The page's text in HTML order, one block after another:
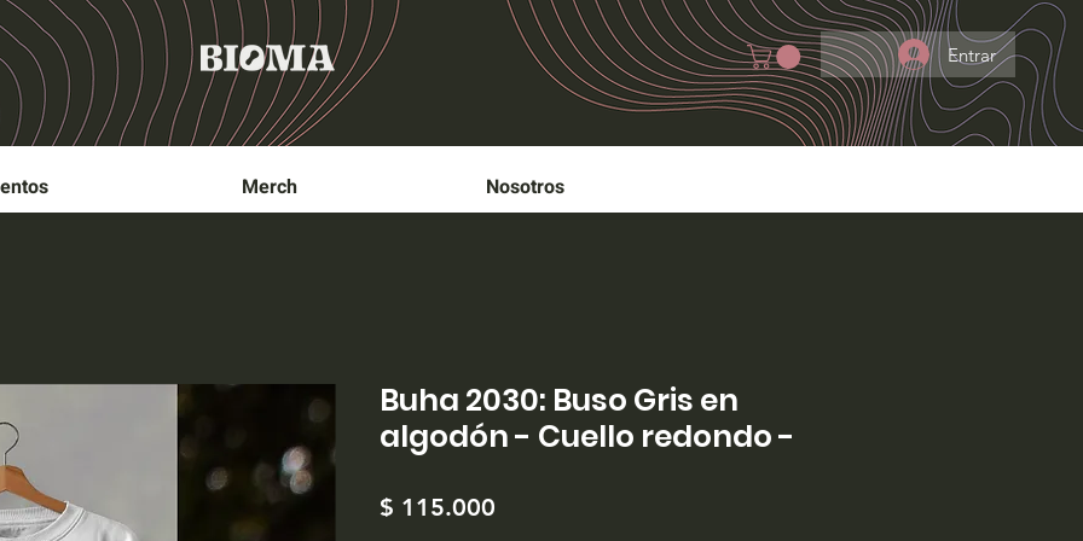
Entrar
Merch Nosotros
Buha 2030: Buso Gris en
algodón - Cuello redondo -
$ 115.000